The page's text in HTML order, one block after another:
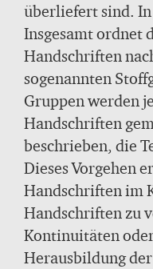
überliefert sind.
Sortierung
Beziehungen
vergleicht
miteinander.
Insgesamt ordnet
Handschriften
sogenannten
Gruppen werden
Handschriften
beschrieben, die
Stoffes
diese Texte zu
von
Stoffe können
Dieses Vorgehen
Handschriften im
Handschriften zu
Kontinuitäten
Herausbildung